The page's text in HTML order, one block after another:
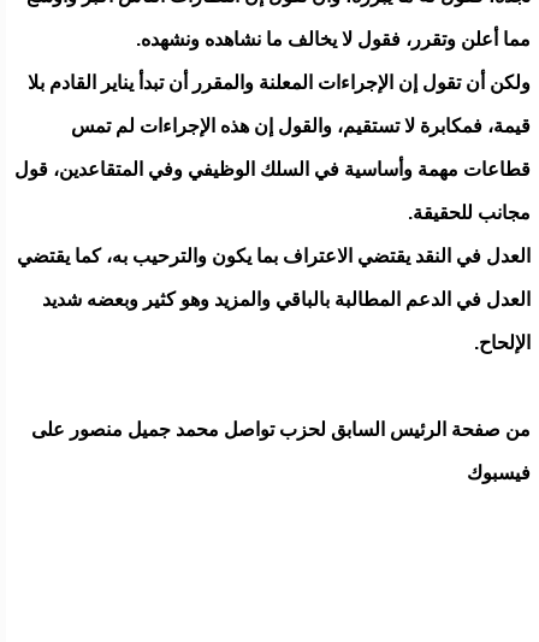
مما أعلن وتقرر، فقول لا يخالف ما نشاهده ونشهده.
ولكن أن تقول إن الإجراءات المعلنة والمقرر أن تبدأ يناير القادم بلا
قيمة، فمكابرة لا تستقيم، والقول إن هذه الإجراءات لم تمس
قطاعات مهمة وأساسية في السلك الوظيفي وفي المتقاعدين، قول
مجانب للحقيقة.
العدل في النقد يقتضي الاعتراف بما يكون والترحيب به، كما يقتضي
العدل في الدعم المطالبة بالباقي والمزيد وهو كثير وبعضه شديد
الإلحاح.
من صفحة الرئيس السابق لحزب تواصل محمد جميل منصور على
فيسبوك